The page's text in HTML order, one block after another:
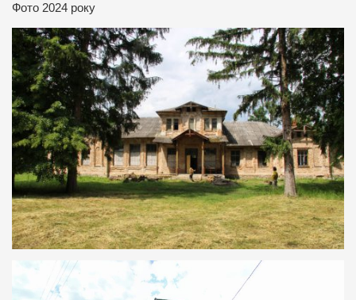
Фото 2024 року